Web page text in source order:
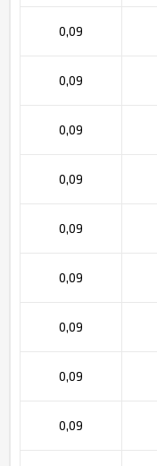
0,09
0,09
0,09
0,09
0,09
0,09
0,09
0,09
0,09